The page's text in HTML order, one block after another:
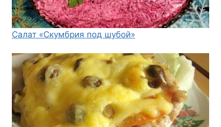
Салат «Скумбрия под шубой»